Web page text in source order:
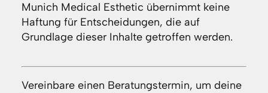
Munich Medical Esthetic übernimmt keine
Haftung für Entscheidungen, die auf
Grundlage dieser Inhalte getroffen werden.
Vereinbare einen Beratungstermin, um deine